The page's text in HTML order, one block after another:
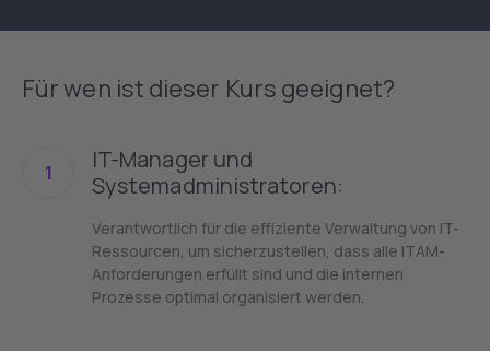
Für wen ist dieser Kurs geeignet?
1
IT-Manager und
Systemadministratoren:
Verantwortlich für die effiziente Verwaltung von IT-
Ressourcen, um sicherzustellen, dass alle ITAM-
Anforderungen erfüllt sind und die internen
Prozesse optimal organisiert werden.